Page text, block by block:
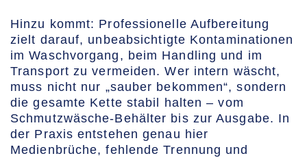
Hinzu kommt: Professionelle Aufbereitung
zielt darauf, unbeabsichtigte Kontaminationen
im Waschvorgang, beim Handling und im
Transport zu vermeiden. Wer intern wäscht,
muss nicht nur „sauber bekommen“, sondern
die gesamte Kette stabil halten – vom
Schmutzwäsche-Behälter bis zur Ausgabe. In
der Praxis entstehen genau hier
Medienbrüche, fehlende Trennung und